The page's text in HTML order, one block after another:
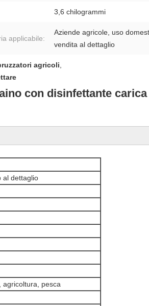
3,6 chilogrammi
applicabile:
Aziende agricole, uso
vendita al dettaglio
agricoli,
con disinfettante carica
al dettaglio
agricoltura, pesca